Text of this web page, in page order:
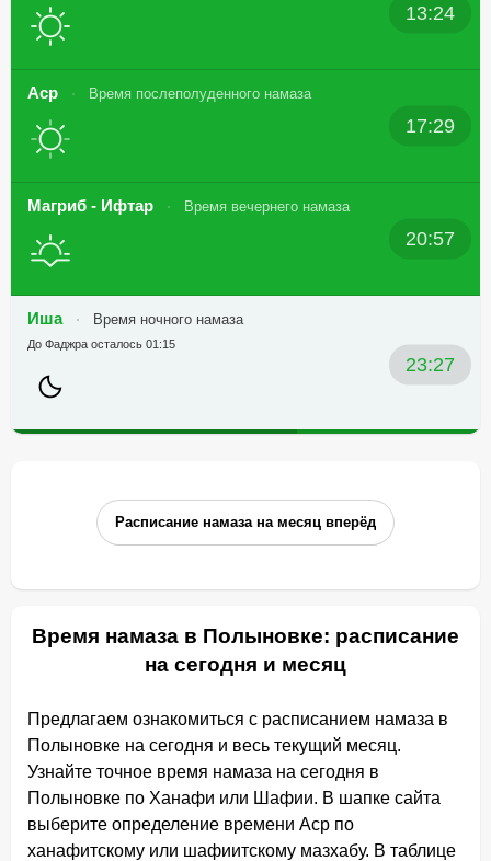
13:24
Аср Время послеполуденного намаза
17:29
Магриб - Ифтар Время вечернего намаза
20:57
Иша Время ночного намаза
23:27
До Фаджра осталось 01:15
Расписание намаза на месяц вперёд
Время намаза в Полыновке: расписание
на сегодня и месяц
Предлагаем ознакомиться с расписанием намаза в
Полыновке на сегодня и весь текущий месяц.
Узнайте точное время намаза на сегодня в
Полыновке по Ханафи или Шафии. В шапке сайта
выберите определение времени Аср по
ханафитскому или шафиитскому мазхабу. В таблице